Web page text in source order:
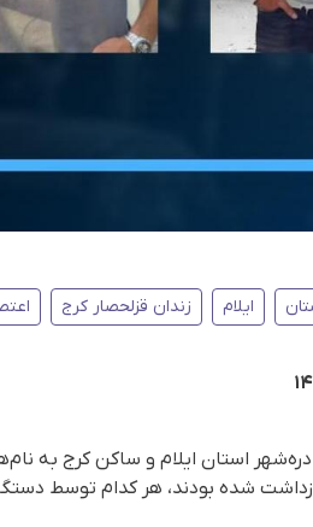
ایلام زندان قزلحصار کرج
استان ایلام و ساکن کرج به